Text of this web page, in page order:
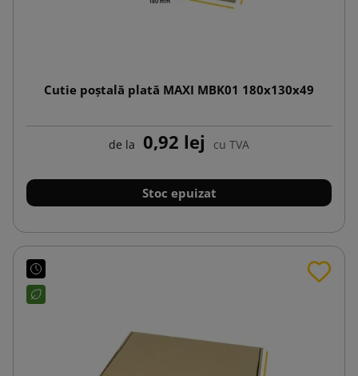
Cutie poștală plată MAXI MBK01 180x130x49
de la 0,92 lej cu TVA
Stoc epuizat